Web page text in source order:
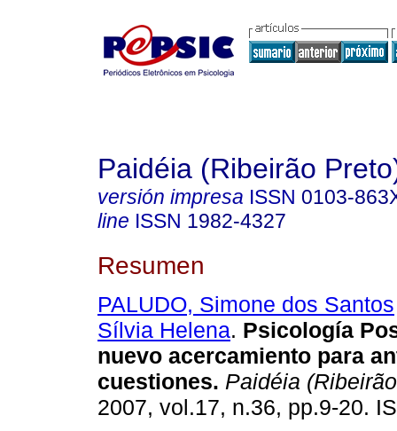
Paidéia (Ribeirão
versión impresa ISSN 0103-
line ISSN 1982-4327
Resumen
PALUDO, Simone dos Santos
Sílvia Helena. Psicología
nuevo acercamiento para
cuestiones. Paidéia
2007, vol.17, n.36, pp.9-20.